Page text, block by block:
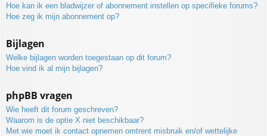
Hoe kan ik een bladwijzer of abonnement instellen op specifieke forums?
Hoe zeg ik mijn abonnement op?
Bijlagen
Welke bijlagen worden toegestaan op dit forum?
Hoe vind ik al mijn bijlagen?
phpBB vragen
Wie heeft dit forum geschreven?
Waarom is de optie X niet beschikbaar?
Met wie moet ik contact opnemen omtrent misbruik en/of wettelijke